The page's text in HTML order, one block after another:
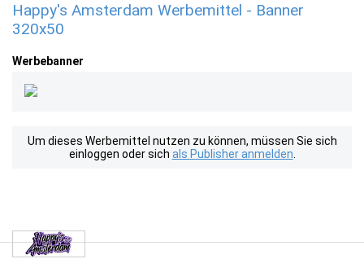
Happy's Amsterdam Werbemittel - Banner
320x50
Werbebanner
Um dieses Werbemittel nutzen zu können, müssen Sie sich
einloggen oder sich als Publisher anmelden